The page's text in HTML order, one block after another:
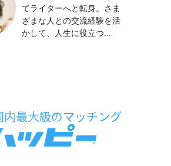
てライターへと転身。さま
ざまな人との交流経験を活
かして、人生に役立つ...